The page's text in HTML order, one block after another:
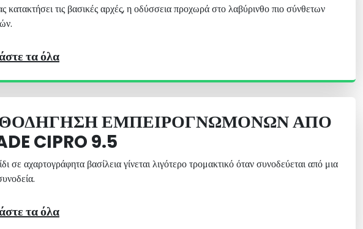
κατακτήσει τις βασικές αρχές, η οδύσσεια προχωρά στο λαβύρινθο πιο σύνθετων
τα όλα
ΕΜΠΕΙΡΟΓΝΩΜΌΝΩΝ ΑΠΌ
CIPRO 9.5
σε αχαρτογράφητα βασίλεια γίνεται λιγότερο τρομακτικό όταν συνοδεύεται από μια
τα όλα